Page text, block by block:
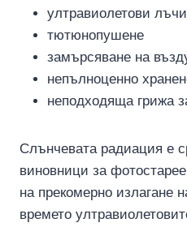
ултравиолетови лъчи
тютюнопушене
замърсяване на
непълноценно
неподходяща грижа
Слънчевата радиация е
виновници за
на прекомерно излагане
времето